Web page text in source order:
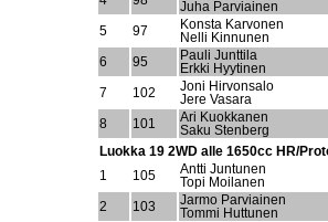
Juha Parviainen
5
97
Konsta Karvonen
Nelli Kinnunen
6
95
Pauli Junttila
Erkki Hyytinen
7
102
Joni Hirvonsalo
Jere Vasara
8
101
Ari Kuokkanen
Saku Stenberg
Luokka 19 2WD alle 1650cc HR/
1
105
Antti Juntunen
Topi Moilanen
2
103
Jarmo Parviainen
Tommi Huttunen